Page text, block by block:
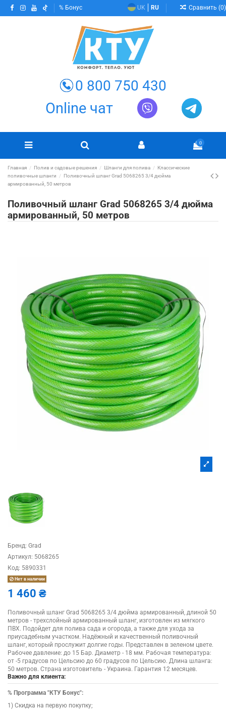
Бонус UK RU Сравнить (0)
0 800 750 430
Online чат
0
Главная Полив и садовые решения Шланги для полива
Классические
поливочные шланги
Поливочный шланг Grad 5068265 3/4 дюйма
армированный, 50 метров
Поливочный шланг Grad 5068265 3/4 дюйма
армированный, 50 метров
Бренд: Grad
Артикул: 5068265
Код: 5890331
Нет в наличии
1 460 ₴
Поливочный шланг Grad 5068265 3/4 дюйма армированный, длиной 50
метров - трехслойный армированный шланг, изготовлен из мягкого
ПВХ. Подойдет для полива сада и огорода, а также для ухода за
приусадебным участком. Надёжный и качественный поливочный
шланг, который прослужит долгие годы. Представлен в зеленом цвете.
Рабочее давление: до 15 Бар. Диаметр - 18 мм. Рабочая температура:
от -5 градусов по Цельсию до 60 градусов по Цельсию. Длина шланга:
50 метров. Страна изготовитель - Украина. Гарантия 12 месяцев.
Важно для клиента:
% Программа "КТУ Бонус":
1) Скидка на первую покупку;